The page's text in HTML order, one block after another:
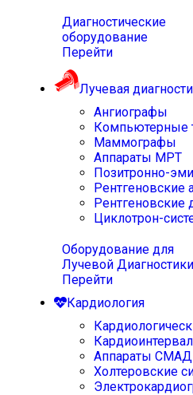
Диагностические
оборудование
Перейти
Лучевая
Ангиографы
Компьютерные
Маммографы
Аппараты МРТ
Позитронно-
Рентгеновские
Рентгеновские
Циклотрон-
Оборудование для
Лучевой Диагностики
Перейти
Кардиология
Аппараты СМАД
Холтеровские